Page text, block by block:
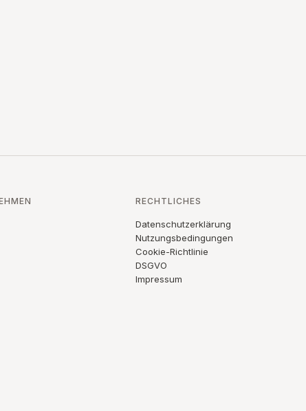
RECHTLICHES
Datenschutzerklärung
Nutzungsbedingungen
Cookie-Richtlinie
DSGVO
Impressum